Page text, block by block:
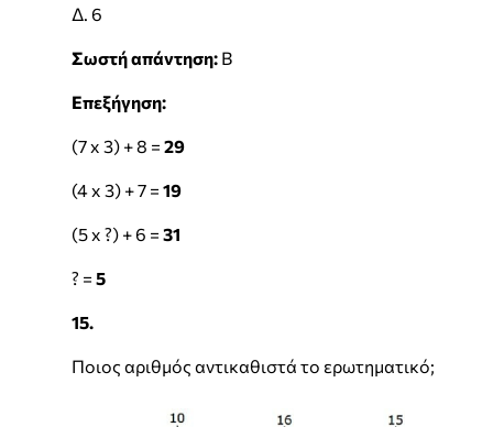
Δ. 6
Σωστή απάντηση: Β
Επεξήγηση:
(7 x 3) + 8 = 29
(4 x 3) + 7 = 19
(5 x ?) + 6 = 31
? = 5
15.
Ποιος αριθμός αντικαθιστά το ερωτηματικό;